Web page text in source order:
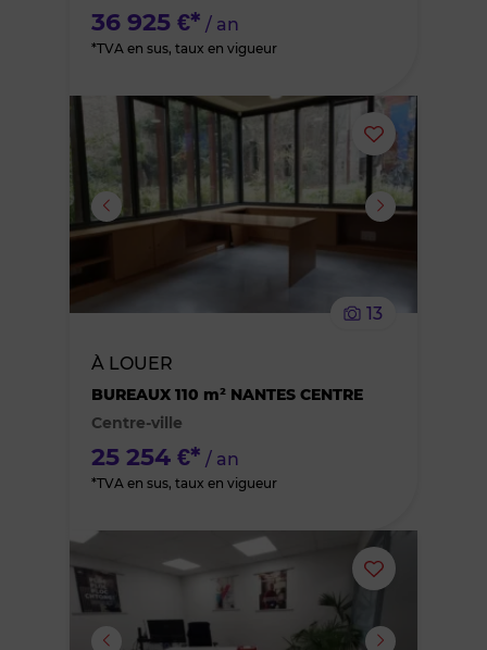
36 925 €* / an
*TVA en sus, taux en vigueur
Ajouter
ou
13
À LOUER
BUREAUX 110 m² NANTES CENTRE
Centre-ville
25 254 €* / an
*TVA en sus, taux en vigueur
Ajouter
ou